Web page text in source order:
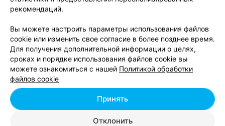
Пользовательское соглашение
Связаться по вопросам сотрудничества
Написать руководителю relax.by
Персональные настройки cookie
Обработка персональных данных
| 220012, Республика Беларусь, г. Минск,
рекомендаций.
Вы можете настроить параметры использования файлов
cookie или изменить свое согласие в более позднее время.
Для получения дополнительной информации о целях,
сроках и порядке использования файлов cookie вы
можете ознакомиться с нашей Политикой обработки
файлов cookie
Отклонить
Принять